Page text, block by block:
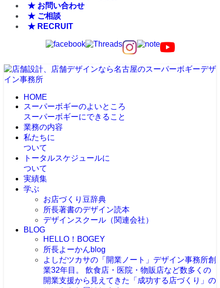
★ お問い合わせ
★ ご相談
★ RECRUIT
HOME
スーパーボギーのよいところ
スーパーボギーにできること
業務の内容
私たちに
ついて
トータルスケジュールに
ついて
実績集
学ぶ
お店づくり豆辞典
所長著書のデザイン読本
デザインスクール（関連会社）
BLOG
HELLO！BOGEY
所長よーかんblog
よしだツカサの「開業ノート」 デザイン事務所創
業32年目。 飲食店・医院・物販店など数多くの
開業支援から見えてきた「成功する店づくり」の